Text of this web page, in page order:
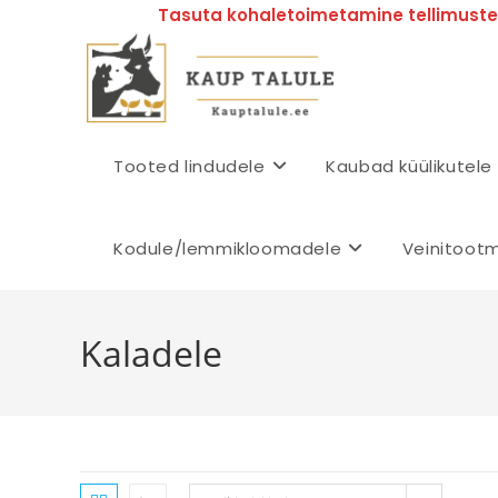
Tasuta kohaletoimetamine
Tooted lindudele Kaubad küülikutele
Kodule/lemmikloomadele
Kaladele